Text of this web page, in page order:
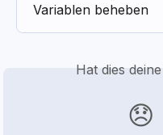
Variablen beheben
Hat dies
😞